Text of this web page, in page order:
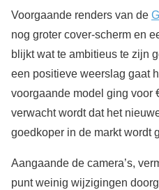
Voorgaande renders van de
nog groter cover-scherm en
blijkt wat te ambitieus te zijn
een positieve weerslag gaat
voorgaande model ging voor
verwacht wordt dat het
goedkoper in de markt wordt
Aangaande de camera’s,
punt weinig wijzigingen